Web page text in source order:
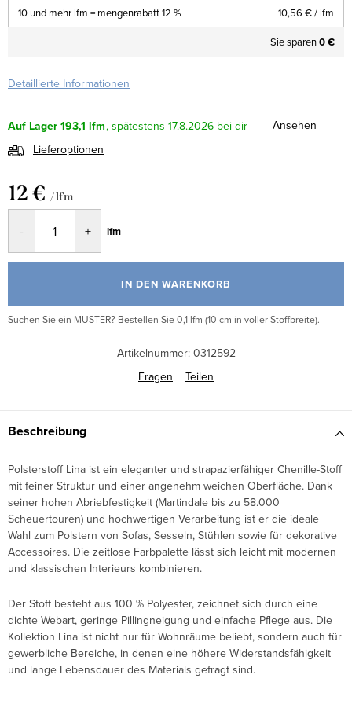
10 und mehr lfm = mengenrabatt 12 % 10,56 €/ lfm
Sie sparen0 €
Detaillierte Informationen
Auf Lager193,1 lfm 17.8.2026
Ansehen
Lieferoptionen
12 € / lfm
lfm
IN DEN WARENKORB
Suchen Sie ein MUSTER? Bestellen Sie 0,1 lfm (10 cm in voller Stoffbreite).
Artikelnummer: 0312592
Fragen
Teilen
Beschreibung
Polsterstoff Lina ist ein eleganter und strapazierfähiger Chenille-Stoff
mit feiner Struktur und einer angenehm weichen Oberfläche. Dank
seiner hohen Abriebfestigkeit (Martindale bis zu 58.000
Scheuertouren) und hochwertigen Verarbeitung ist er die ideale
Wahl zum Polstern von Sofas, Sesseln, Stühlen sowie für dekorative
Accessoires. Die zeitlose Farbpalette lässt sich leicht mit modernen
und klassischen Interieurs kombinieren.
Der Stoff besteht aus 100 % Polyester, zeichnet sich durch eine
dichte Webart, geringe Pillingneigung und einfache Pflege aus. Die
Kollektion Lina ist nicht nur für Wohnräume beliebt, sondern auch für
gewerbliche Bereiche, in denen eine höhere Widerstandsfähigkeit
und lange Lebensdauer des Materials gefragt sind.